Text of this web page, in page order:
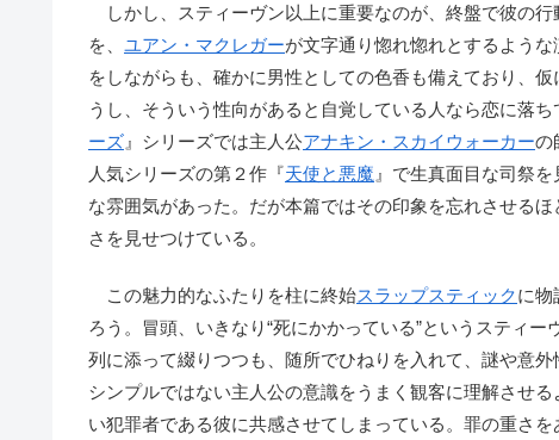
しかし、スティーヴン以上に重要なのが、終盤で彼の行
を、 ユアン・マクレガーが文字通り惚れ惚れとするよう
をしながらも、確かに男性としての色香も備えており、
うし、そういう性向があると自覚している人なら恋に落ち
ーズ 』シリーズでは主人公アナキン・スカイウォーカーの
人気シリーズの第２作『天使と悪魔 』で生真面目な司祭
な雰囲気があった。だが本篇ではその印象を忘れさせる
さを見せつけている。
この魅力的なふたりを柱に終始スラップスティックに物
ろう。冒頭、いきなり“死にかかっている”というスティー
列に添って綴りつつも、随所でひねりを入れて、謎や意
シンプルではない主人公の意識をうまく観客に理解させ
い犯罪者である彼に共感させてしまっている。罪の重さ